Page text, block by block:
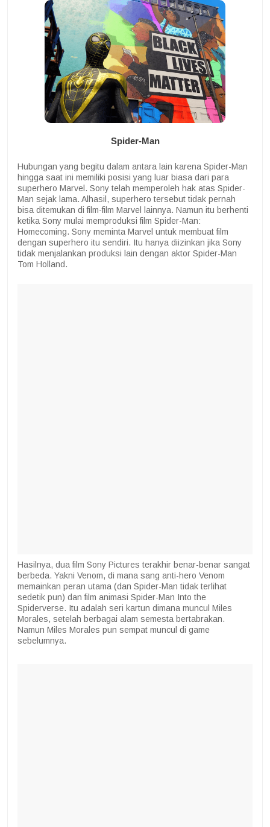
Spider-Man
Hubungan yang begitu dalam antara lain karena Spider-Man
hingga saat ini memiliki posisi yang luar biasa dari para
superhero Marvel. Sony telah memperoleh hak atas Spider-
Man sejak lama. Alhasil, superhero tersebut tidak pernah
bisa ditemukan di film-film Marvel lainnya. Namun itu berhenti
ketika Sony mulai memproduksi film Spider-Man:
Homecoming. Sony meminta Marvel untuk membuat film
dengan superhero itu sendiri. Itu hanya diizinkan jika Sony
tidak menjalankan produksi lain dengan aktor Spider-Man
Tom Holland.
Hasilnya, dua film Sony Pictures terakhir benar-benar sangat
berbeda. Yakni Venom, di mana sang anti-hero Venom
memainkan peran utama (dan Spider-Man tidak terlihat
sedetik pun) dan film animasi Spider-Man Into the
Spiderverse. Itu adalah seri kartun dimana muncul Miles
Morales, setelah berbagai alam semesta bertabrakan.
Namun Miles Morales pun sempat muncul di game
sebelumnya.